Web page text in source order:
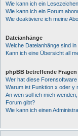
Wie kann ich ein
Wie kann ich ein Forum
Wie deaktiviere ich meine
Dateianhänge
Welche Dateianhänge sind
Kann ich eine Übersicht all
phpBB betreffende Fragen
Wer hat diese
Warum ist Funktion x oder y
An wen soll ich mich
Forum gibt?
Wie kann ich einen